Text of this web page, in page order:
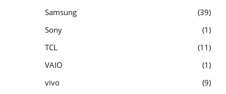
Samsung
39
Sony
1
TCL
11
VAIO
1
vivo
9